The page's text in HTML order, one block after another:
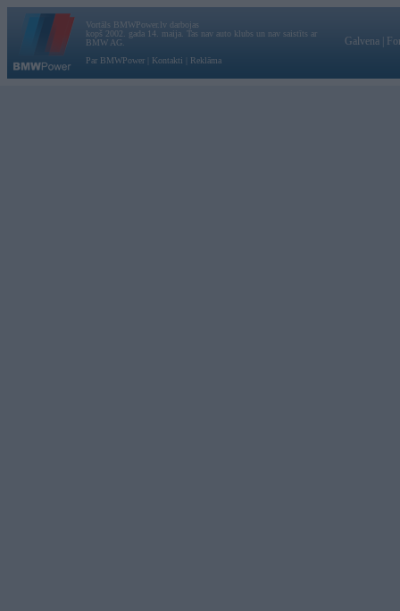
Vortāls BMWPower.lv darbojas
kopš 2002. gada 14. maija. Tas nav auto klubs un nav saistīts ar
BMW AG.
Par BMWPower
Kontakti Reklāma
Galvena